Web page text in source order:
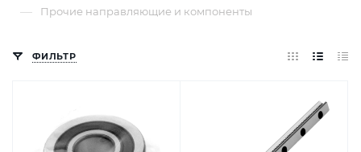
— Прочие направляющие и компоненты
ФИЛЬТР